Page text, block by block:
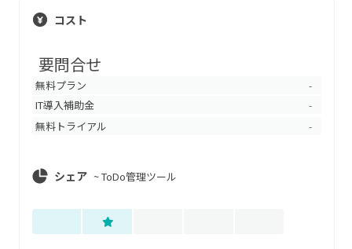
コスト
要問合せ
無料プラン -
IT導入補助金 -
無料トライアル -
シェア ~ToDo管理ツール